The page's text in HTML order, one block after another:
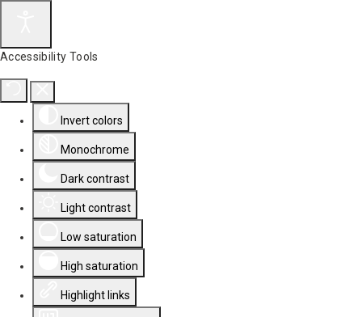
Accessibility Tools
Invert colors
Monochrome
Dark contrast
Light contrast
Low saturation
High saturation
Highlight links